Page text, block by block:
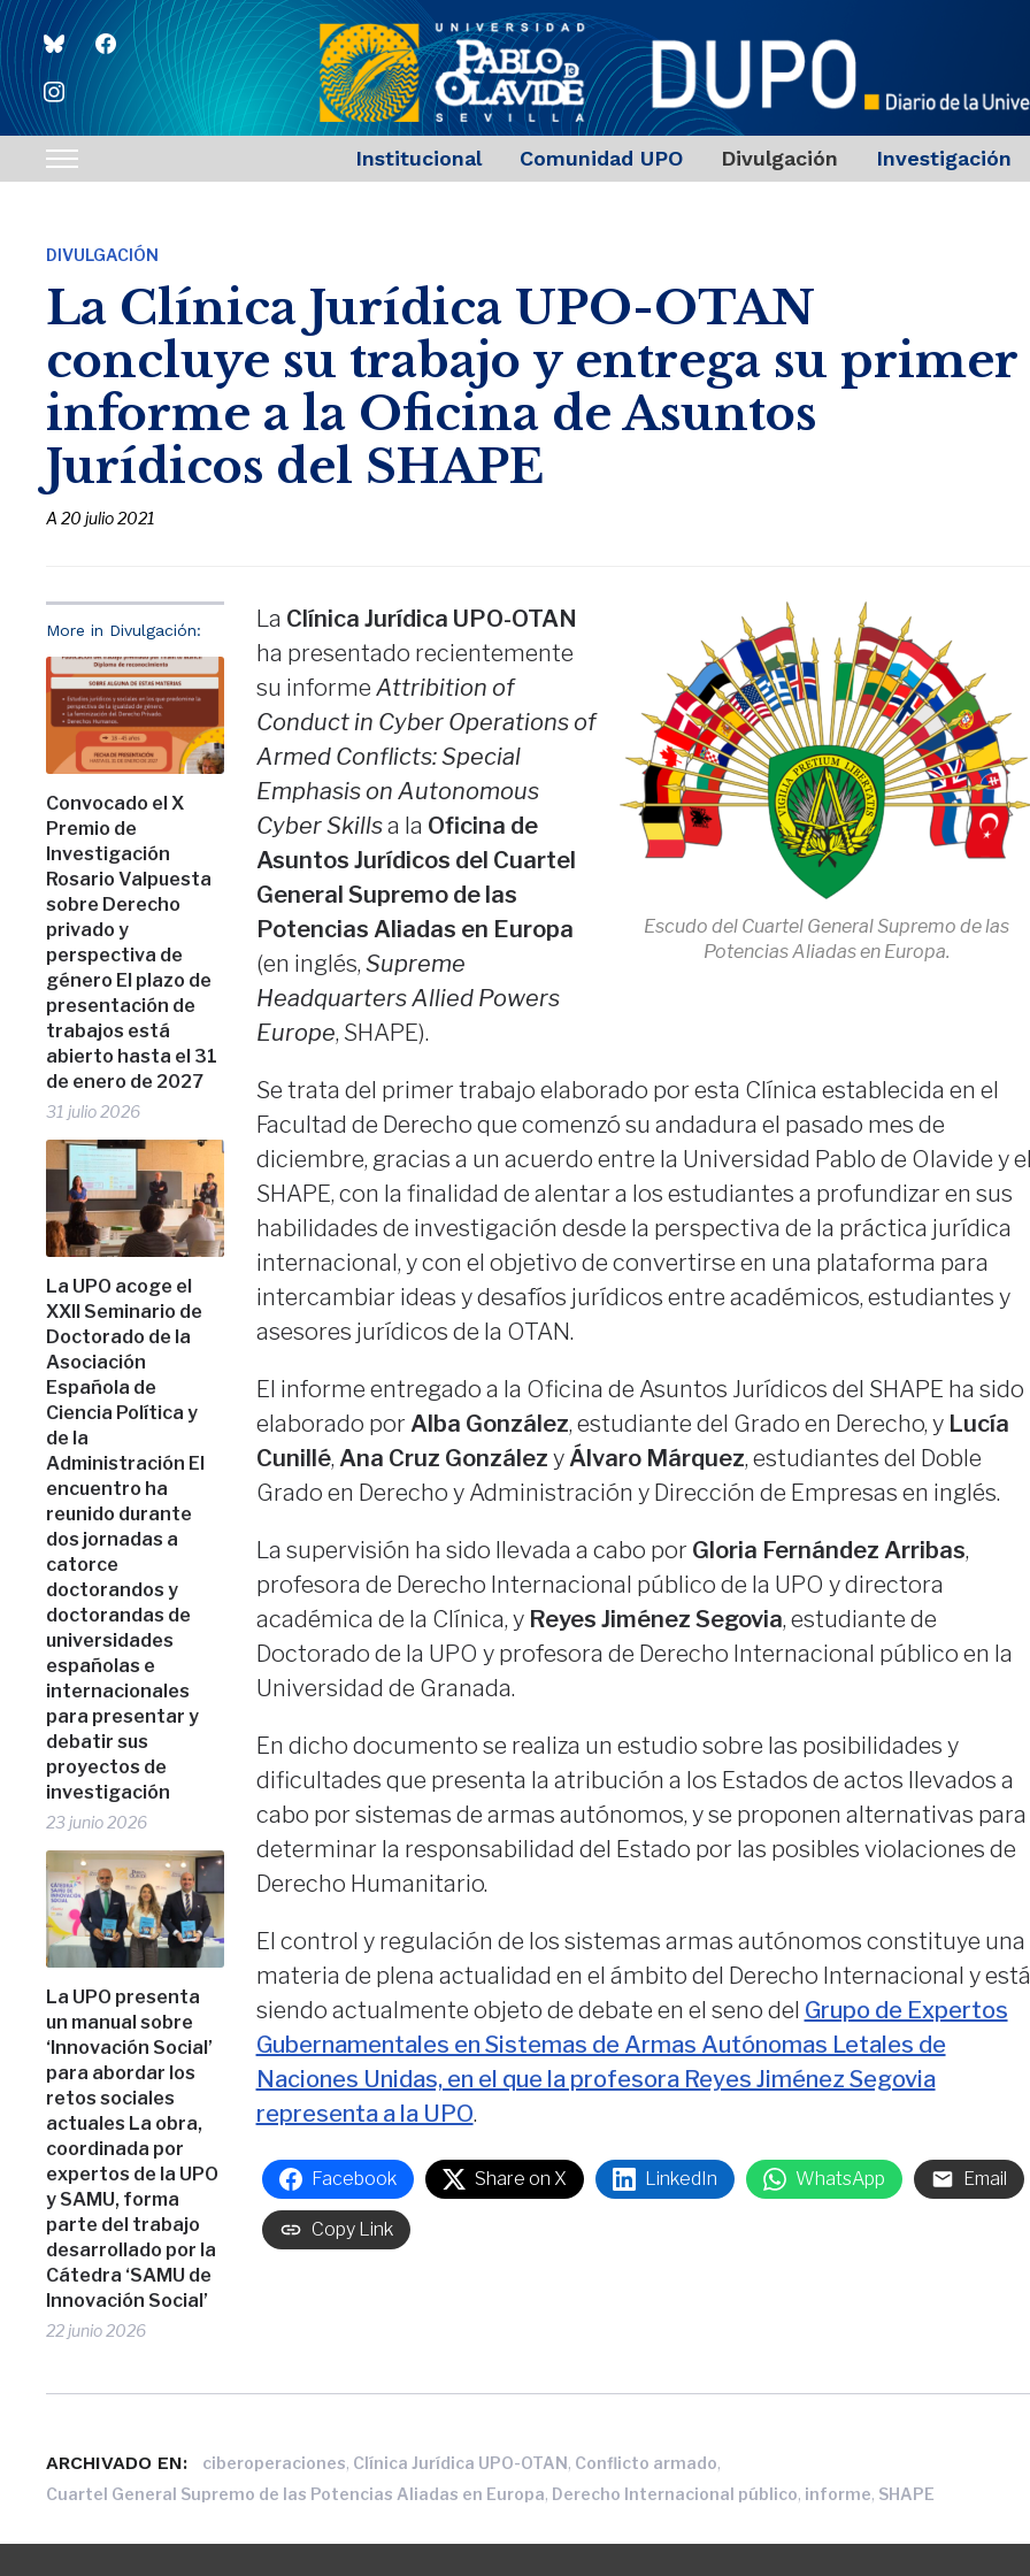
blueskyfacebook
instagram
Toggle
navigation
Institucional Comunidad UPO Divulgación Investigación
DIVULGACIÓN
La Clínica Jurídica UPO-OTAN
concluye su trabajo y entrega su primer
informe a la Oficina de Asuntos
Jurídicos del SHAPE
A20 julio 2021
More in Divulgación:
Convocado el X
Premio de
Investigación
Rosario Valpuesta
sobre Derecho
privado y
perspectiva de
género El plazo de
presentación de
trabajos está
abierto hasta el 31
de enero de 2027
31 julio 2026
La UPO acoge el
XXII Seminario de
Doctorado de la
Asociación
Española de
Ciencia Política y
de la
Administración El
encuentro ha
reunido durante
dos jornadas a
catorce
doctorandos y
doctorandas de
universidades
españolas e
internacionales
para presentar y
debatir sus
proyectos de
investigación
23 junio 2026
La UPO presenta
un manual sobre
‘Innovación Social’
para abordar los
retos sociales
actuales La obra,
coordinada por
expertos de la UPO
y SAMU, forma
parte del trabajo
desarrollado por la
Cátedra ‘SAMU de
Innovación Social’
22 junio 2026
Escudo del Cuartel General Supremo de las
Potencias Aliadas en Europa.
La Clínica Jurídica UPO-OTAN
ha presentado recientemente
su informe Attribition of
Conduct in Cyber Operations of
Armed Conflicts: Special
Emphasis on Autonomous
Cyber Skillsa la Oficina de
Asuntos Jurídicos del Cuartel
General Supremo de las
Potencias Aliadas en Europa
(en inglés, Supreme
Headquarters Allied Powers
Europe, SHAPE).
Se trata del primer trabajo elaborado por esta Clínica establecida en el
Facultad de Derecho que comenzó su andadura el pasado mes de
diciembre, gracias a un acuerdo entre la Universidad Pablo de Olavide y
SHAPE, con la finalidad de alentar a los estudiantes a profundizar en sus
habilidades de investigación desde la perspectiva de la práctica jurídica
internacional, y con el objetivo de convertirse en una plataforma para
intercambiar ideas y desafíos jurídicos entre académicos, estudiantes y
asesores jurídicos de la OTAN.
El informe entregado a la Oficina de Asuntos Jurídicos del SHAPE ha sido
elaborado por Alba González, estudiante del Grado en Derecho, y Lucía
Cunillé, Ana Cruz González yÁlvaro Márquez, estudiantes del Doble
Grado en Derecho y Administración y Dirección de Empresas en inglés.
La supervisión ha sido llevada a cabo por Gloria Fernández Arribas,
profesora de Derecho Internacional público de la UPO y directora
académica de la Clínica, y Reyes Jiménez Segovia, estudiante de
Doctorado de la UPO y profesora de Derecho Internacional público en la
Universidad de Granada.
En dicho documento se realiza un estudio sobre las posibilidades y
dificultades que presenta la atribución a los Estados de actos llevados a
cabo por sistemas de armas autónomos, y se proponen alternativas para
determinar la responsabilidad del Estado por las posibles violaciones de
Derecho Humanitario.
El control y regulación de los sistemas armas autónomos constituye una
materia de plena actualidad en el ámbito del Derecho Internacional y está
siendo actualmente objeto de debate en el seno del Grupo de Expertos
Gubernamentales en Sistemas de Armas Autónomas Letales de
Naciones Unidas, en el que la profesora Reyes Jiménez Segovia
representa a la UPO.
Facebook Share on X LinkedIn WhatsApp Email
Copy Link
ARCHIVADO EN: ciberoperaciones, Clínica Jurídica UPO-OTAN, Conflicto armado,
Cuartel General Supremo de las Potencias Aliadas en Europa, Derecho Internacional público, informe, SHAPE